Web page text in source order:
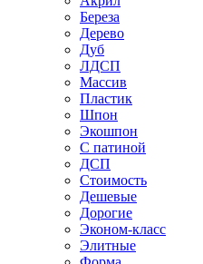
Береза
Дерево
Дуб
ЛДСП
Массив
Пластик
Шпон
Экошпон
С патиной
ДСП
Стоимость
Дешевые
Дорогие
Эконом-класс
Элитные